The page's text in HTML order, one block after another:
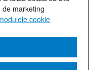
marketing
cookie